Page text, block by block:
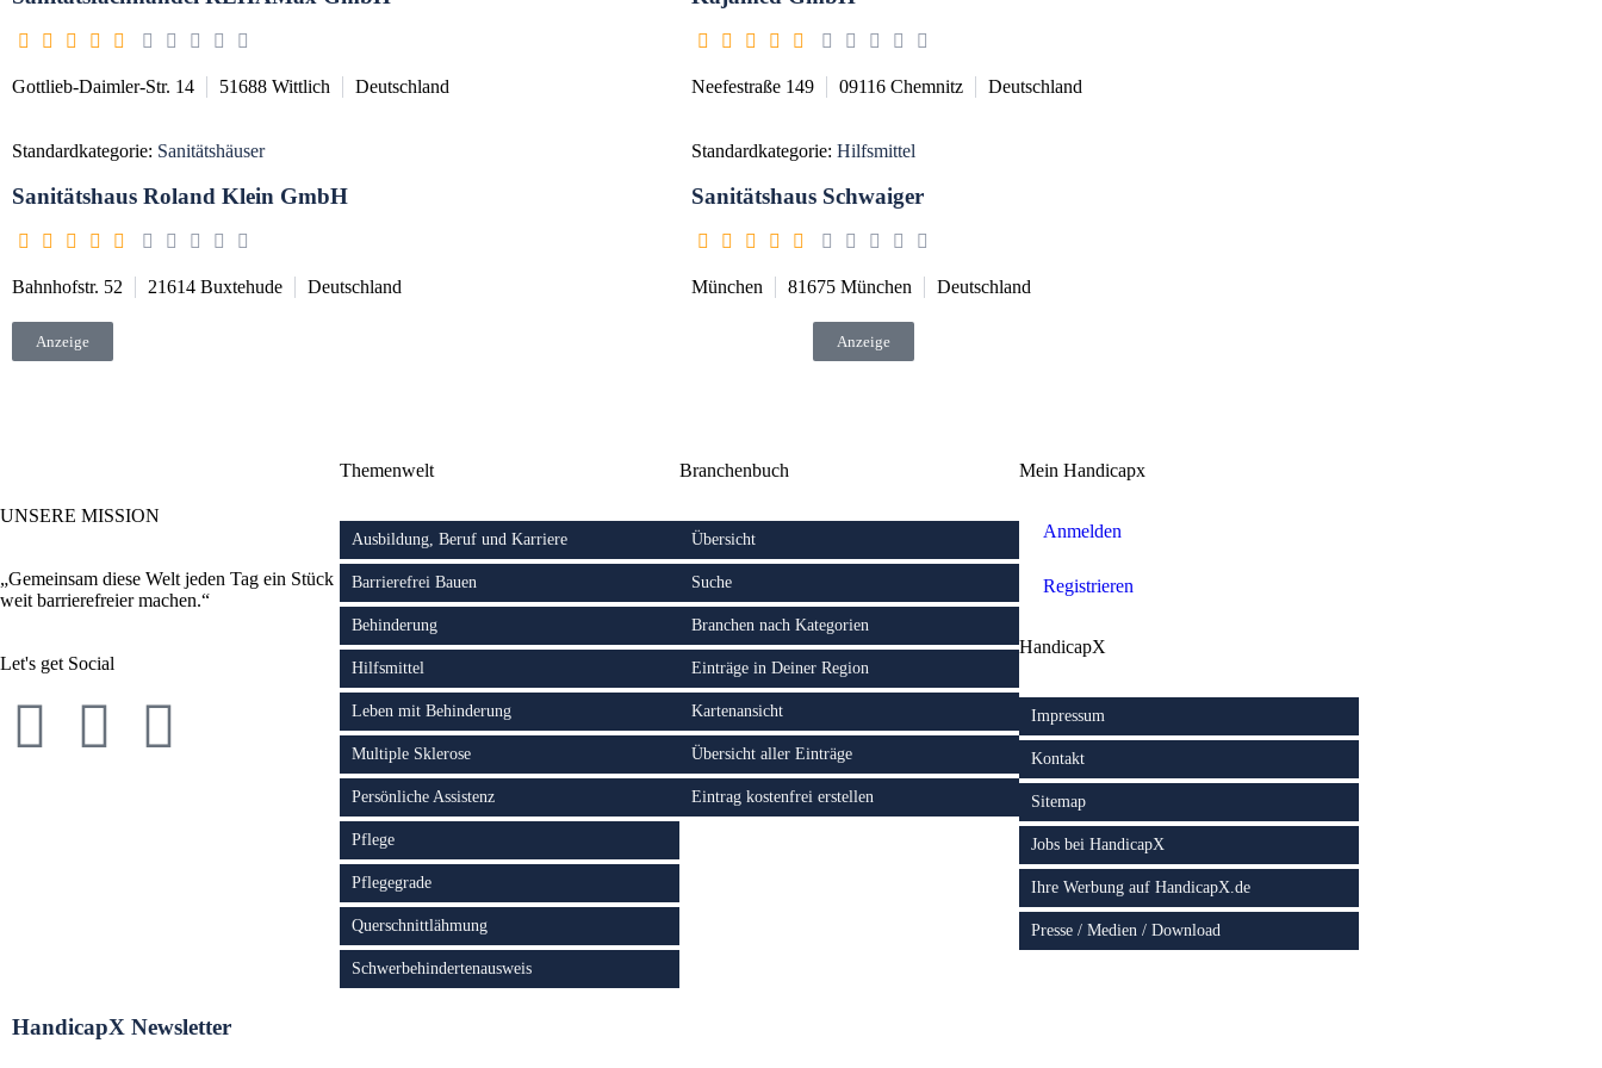
Gottlieb-Daimler-Str. 14 51688 Wittlich Deutschland
Standardkategorie: Sanitätshäuser
Sanitätshaus Roland Klein GmbH
Bahnhofstr. 52 21614 Buxtehude Deutschland
Neefestraße 149 09116 Chemnitz Deutschland
Standardkategorie: Hilfsmittel
Sanitätshaus Schwaiger
München 81675 München Deutschland
Anzeige Anzeige
UNSERE MISSION
„Gemeinsam diese Welt jeden Tag ein Stück
weit barrierefreier machen.“
Let's get Social
Themenwelt
Ausbildung, Beruf und Karriere
Barrierefrei Bauen
Behinderung
Hilfsmittel
Leben mit Behinderung
Multiple Sklerose
Persönliche Assistenz
Pflege
Pflegegrade
Querschnittlähmung
Schwerbehindertenausweis
Branchenbuch
Übersicht
Suche
Branchen nach Kategorien
Einträge in Deiner Region
Kartenansicht
Übersicht aller Einträge
Eintrag kostenfrei erstellen
Mein Handicapx
Anmelden
Registrieren
HandicapX
Impressum
Kontakt
Sitemap
Jobs bei HandicapX
Ihre Werbung auf HandicapX.de
Presse / Medien / Download
HandicapX Newsletter